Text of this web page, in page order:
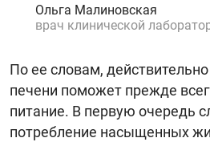
Ольга Малиновская
врач клинической
По ее словам,
печени поможет прежде
питание. В первую очередь
потребление насыщенных